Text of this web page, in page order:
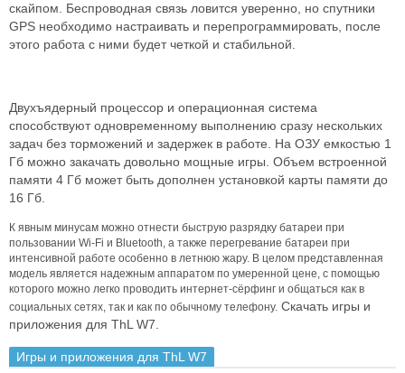
скайпом. Беспроводная связь ловится уверенно, но спутники
GPS необходимо настраивать и перепрограммировать, после
этого работа с ними будет четкой и стабильной.
Двухъядерный процессор и операционная система
способствуют одновременному выполнению сразу нескольких
задач без торможений и задержек в работе. На ОЗУ емкостью 1
Гб можно закачать довольно мощные игры. Объем встроенной
памяти 4 Гб может быть дополнен установкой карты памяти до
16 Гб.
К явным минусам можно отнести быструю разрядку батареи при
пользовании Wi-Fi и Bluetooth, а также перегревание батареи при
интенсивной работе особенно в летнюю жару. В целом представленная
модель является надежным аппаратом по умеренной цене, с помощью
которого можно легко проводить интернет-сёрфинг и общаться как в
социальных сетях, так и как по обычному телефону. Скачать игры и
приложения для ThL W7.
Игры и приложения для ThL W7